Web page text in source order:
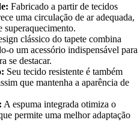
Fabricado a partir de tecidos
uma circulação de ar adequada,
superaquecimento.
clássico do tapete combina
o um acessório indispensável para
se destacar.
Seu tecido resistente é também
que mantenha a aparência de
A espuma integrada otimiza o
permite uma melhor adaptação